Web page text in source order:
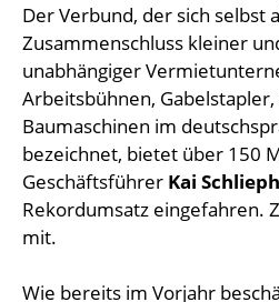
Der Verbund, der sich selbst
Zusammenschluss kleiner
unabhängiger
Arbeitsbühnen, Gabelstapler,
Baumaschinen im
bezeichnet, bietet über 150
Geschäftsführer Kai
Rekordumsatz eingefahren.
mit.
Wie bereits im Vorjahr